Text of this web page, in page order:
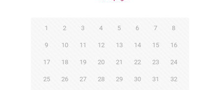
1 2 3 4 5 6 7 8
9 10 11 12 13 14 15 16
17 18 19 20 21 22 23 24
25 26 27 28 29 30 31 32